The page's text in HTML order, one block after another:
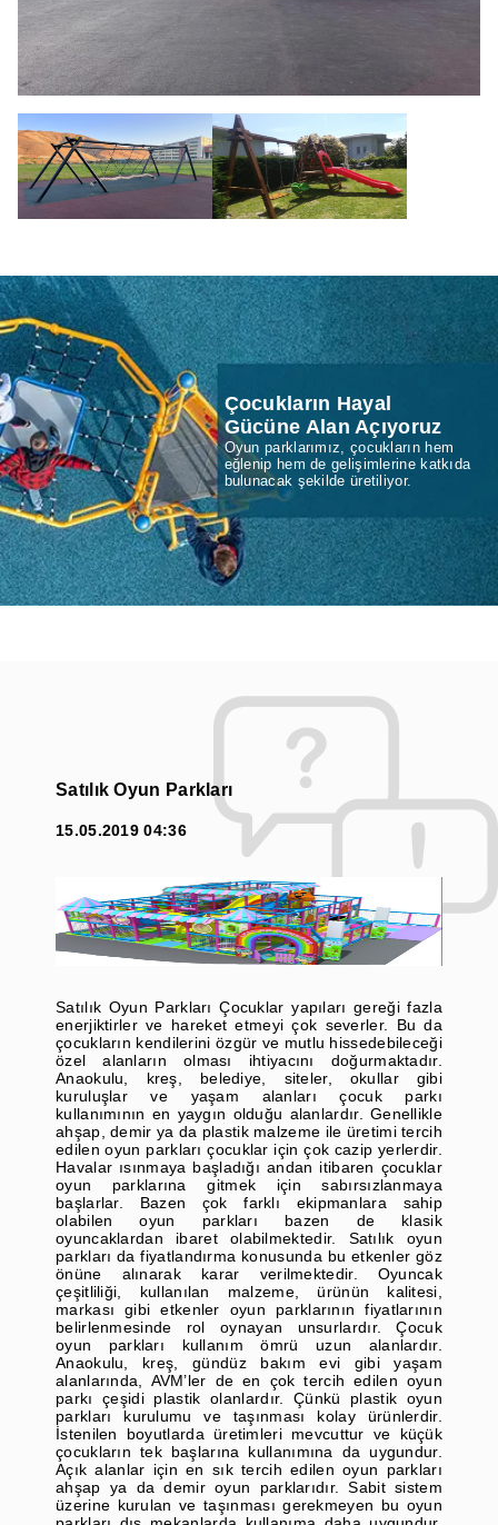
Çocukların Hayal
Gücüne Alan Açıyoruz
Oyun parklarımız, çocukların hem
eğlenip hem de gelişimlerine katkıda
bulunacak şekilde üretiliyor.
Satılık Oyun Parkları
15.05.2019 04:36
Satılık Oyun Parkları Çocuklar yapıları gereği fazla
enerjiktirler ve hareket etmeyi çok severler. Bu da
çocukların kendilerini özgür ve mutlu hissedebileceği
özel alanların olması ihtiyacını doğurmaktadır.
Anaokulu, kreş, belediye, siteler, okullar gibi
kuruluşlar ve yaşam alanları çocuk parkı
kullanımının en yaygın olduğu alanlardır. Genellikle
ahşap, demir ya da plastik malzeme ile üretimi tercih
edilen oyun parkları çocuklar için çok cazip yerlerdir.
Havalar ısınmaya başladığı andan itibaren çocuklar
oyun parklarına gitmek için sabırsızlanmaya
başlarlar. Bazen çok farklı ekipmanlara sahip
olabilen oyun parkları bazen de klasik
oyuncaklardan ibaret olabilmektedir. Satılık oyun
parkları da fiyatlandırma konusunda bu etkenler göz
önüne alınarak karar verilmektedir. Oyuncak
çeşitliliği, kullanılan malzeme, ürünün kalitesi,
markası gibi etkenler oyun parklarının fiyatlarının
belirlenmesinde rol oynayan unsurlardır. Çocuk
oyun parkları kullanım ömrü uzun alanlardır.
Anaokulu, kreş, gündüz bakım evi gibi yaşam
alanlarında, AVM’ler de en çok tercih edilen oyun
parkı çeşidi plastik olanlardır. Çünkü plastik oyun
parkları kurulumu ve taşınması kolay ürünlerdir.
İstenilen boyutlarda üretimleri mevcuttur ve küçük
çocukların tek başlarına kullanımına da uygundur.
Açık alanlar için en sık tercih edilen oyun parkları
ahşap ya da demir oyun parklarıdır. Sabit sistem
üzerine kurulan ve taşınması gerekmeyen bu oyun